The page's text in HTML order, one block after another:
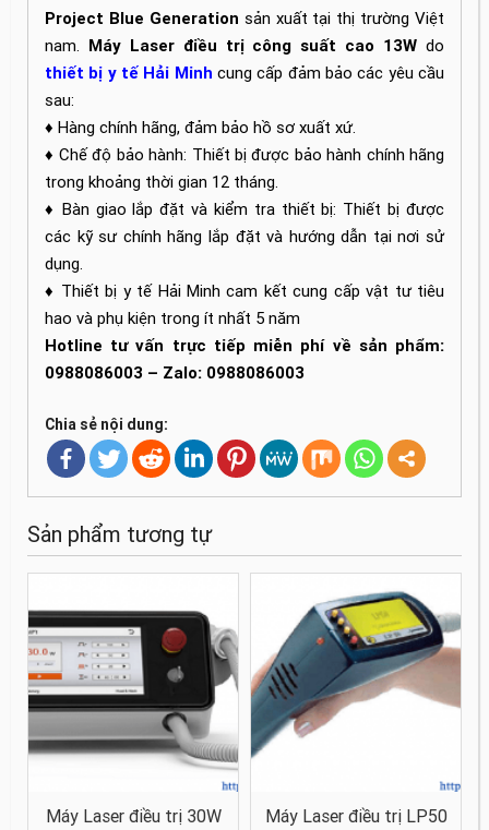
Project Blue Generation sản xuất tại thị trường Việt
nam. Máy Laser điều trị công suất cao 13W do
thiết bị y tế Hải Minh cung cấp đảm bảo các yêu cầu
sau:
♦ Hàng chính hãng, đảm bảo hồ sơ xuất xứ.
♦ Chế độ bảo hành: Thiết bị được bảo hành chính hãng
trong khoảng thời gian 12 tháng.
♦ Bàn giao lắp đặt và kiểm tra thiết bị: Thiết bị được
các kỹ sư chính hãng lắp đặt và hướng dẫn tại nơi sử
dụng.
♦ Thiết bị y tế Hải Minh cam kết cung cấp vật tư tiêu
hao và phụ kiện trong ít nhất 5 năm
Hotline tư vấn trực tiếp miễn phí về sản phẩm:
0988086003 – Zalo: 0988086003
Chia sẻ nội dung:
Sản phẩm tương tự
Máy Laser điều trị 30W
Máy Laser điều trị LP50